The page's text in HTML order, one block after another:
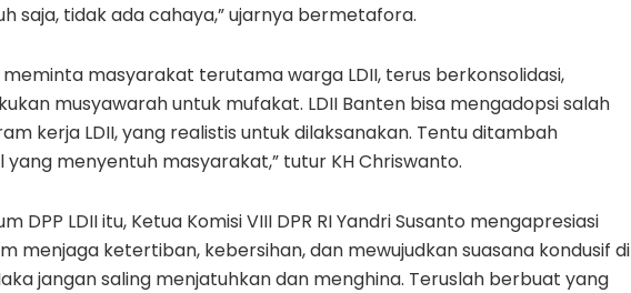
saja, tidak ada cahaya,” ujarnya bermetafora.
masyarakat terutama warga LDII, terus berkonsolidasi,
musyawarah untuk mufakat. LDII Banten bisa mengadopsi salah
kerja LDII, yang realistis untuk dilaksanakan. Tentu ditambah
menyentuh masyarakat,” tutur KH Chriswanto.
DPP LDII itu, Ketua Komisi VIII DPR RI Yandri Susanto mengapresiasi
menjaga ketertiban, kebersihan, dan mewujudkan suasana kondusif di
jangan saling menjatuhkan dan menghina. Teruslah berbuat yang